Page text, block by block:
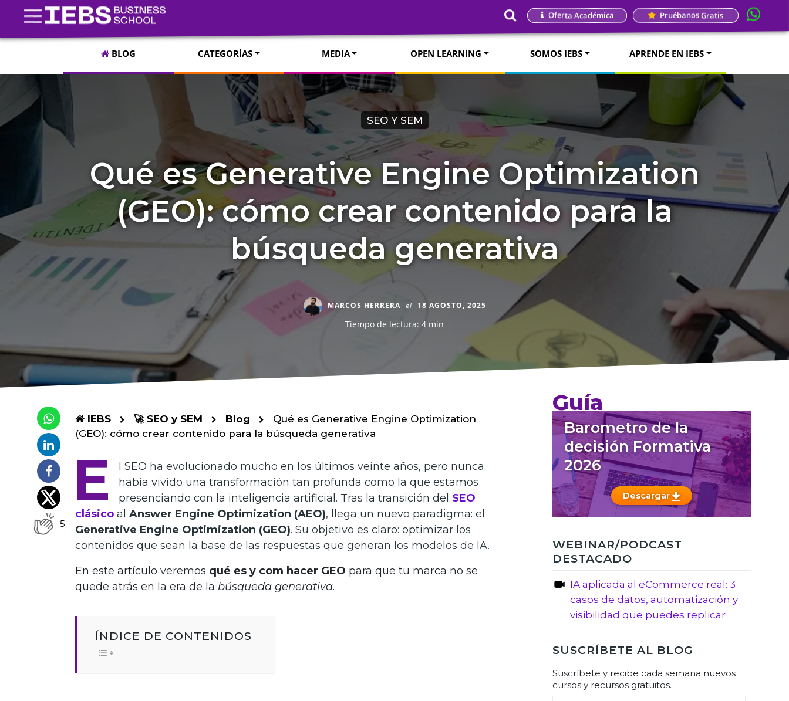
Oferta Académica Pruébanos Gratis
BLOG CATEGORÍAS MEDIA OPEN LEARNING SOMOS IEBS APRENDE EN IEBS
SEO Y SEM
Qué es Generative Engine Optimization
(GEO): cómo crear contenido para la
búsqueda generativa
MARCOS HERRERA el 18 AGOSTO, 2025
Tiempo de lectura: 4 min
5
IEBS 🚀 SEO y SEM Blog
Qué es Generative Engine Optimization
(GEO): cómo crear contenido para la búsqueda generativa
E
l SEO ha evolucionado mucho en los últimos veinte años, pero nunca
había vivido una transformación tan profunda como la que estamos
presenciando con la inteligencia artificial. Tras la transición del SEO
clásico al Answer Engine Optimization (AEO), llega un nuevo paradigma: el
Generative Engine Optimization (GEO). Su objetivo es claro: optimizar los
contenidos que sean la base de las respuestas que generan los modelos de IA.
En este artículo veremos qué es y com hacer GEO para que tu marca no se
quede atrás en la era de la búsqueda generativa.
ÍNDICE DE CONTENIDOS
Guía
Barometro de la
decisión Formativa
2026
Descargar
WEBINAR/PODCAST
DESTACADO
IA aplicada al eCommerce real: 3
casos de datos, automatización y
visibilidad que puedes replicar
SUSCRÍBETE AL BLOG
Suscríbete y recibe cada semana nuevos
cursos y recursos gratuitos.